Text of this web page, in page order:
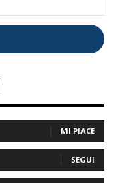
MI PIACE
SEGUI